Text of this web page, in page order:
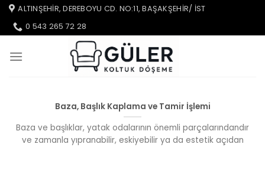
İçeriğe
atla
ALTINŞEHIR, DEREBOYU CD. NO:11, BAŞAKŞEHIR/ IST
0 543 265 72 28
Baza, Başlık Kaplama ve Tamir İşlemi
Baza ve başlıklar, yatak odalarının önemli parçalarındandır
ve zamanla yıpranabilir, eskiyebilir ya da estetik açıdan